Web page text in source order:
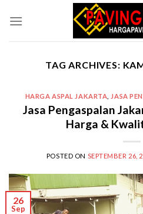
TAG ARCHIVES:
HARGA ASPAL JAKARTA JASA
Jasa Pengaspalan
Harga &
POSTED ON SEPTEMBER 26,
26
Sep